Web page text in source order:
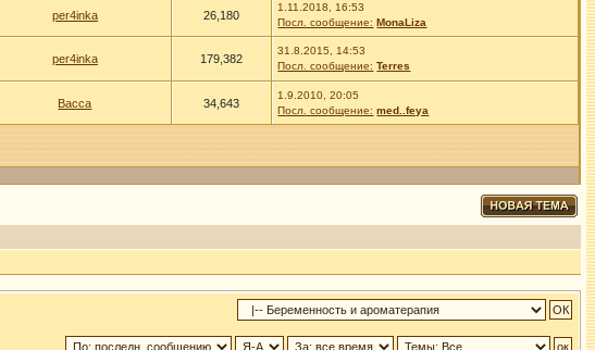
per4inka 26,180
1.11.2018, 16:53
Посл. сообщение: MonaLiza
per4inka 179,382
31.8.2015, 14:53
Посл. сообщение: Terres
Васса 34,643
1.9.2010, 20:05
Посл. сообщение: med..feya